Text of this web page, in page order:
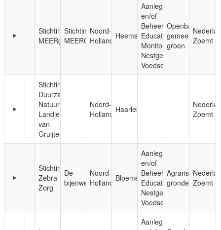
Stichting
MEERgroen
Stichting
MEERGroen
Noord-
Holland Heemstede
Aanleg
en/of
Beheer;
Educatie;
Monitoring;
Nestgelegenheid;
Voedsel
Openbaar,
gemeentelijk
groen
Zoemt
Stichting
Duurzaam
Natuurbeheer
Landje
van
Gruijters
Noord-
Holland Haarlem
Zoemt
Stichting
Zebra-
Zorg
De
bijenwei
Noord-
Holland Bloemendaal
Aanleg
en/of
Beheer;
Educatie;
Nestgelegenheid;
Voedsel
Agrarische
gronden Zoemt
Aanleg